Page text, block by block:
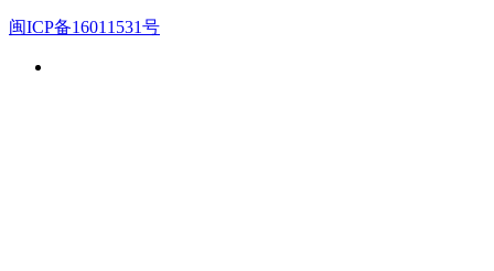
闽ICP备16011531号